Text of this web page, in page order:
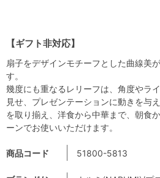
【ギフト非対応】
商品コード 51800-5813
扇子をデザインモチーフとした曲線美
す。
幾度にも重なるレリーフは、角度やラ
見せ、プレゼンテーションに動きを与
を取り揃え、洋食から中華まで、朝食
ーンでお使いいただけます。